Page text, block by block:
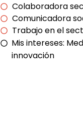
Colaboradora
Comunicadora
Trabajo en el
Mis intereses:
innovación